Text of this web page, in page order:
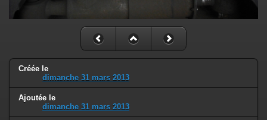
Créée le
dimanche 31 mars 2013
Ajoutée le
dimanche 31 mars 2013